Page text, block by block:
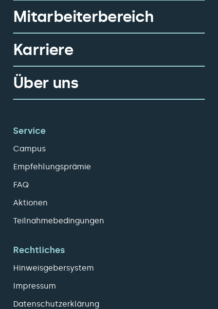
Mitarbeiterbereich
Karriere
Über uns
Service
Campus
Empfehlungsprämie
FAQ
Aktionen
Teilnahmebedingungen
Rechtliches
Hinweisgebersystem
Impressum
Datenschutzerklärung